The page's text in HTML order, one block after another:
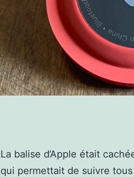
La balise d’Apple était
qui permettait de suivre